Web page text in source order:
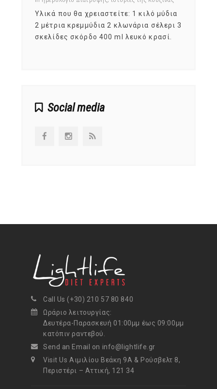
Υλικά που θα χρειαστείτε: 1 κιλό μύδια
2 μέτρια κρεμμύδια 2 κλωνάρια σέλερι 3
σκελίδες σκόρδο 400 ml λευκό κρασί.
Social media
Call Us (+30) 210 57 80 840
Ωράριο λειτουργίας:
Δευτέρα-Παρασκευή 01:00μμ έως 09:00μμ
κατόπιν ραντεβού.
Send an Email on info@lightlife.gr
Visit Us Αιμιλίου Βεάκη 9Α & Ρούσβελτ 8,
Περιστέρι – Αττική, 121 34